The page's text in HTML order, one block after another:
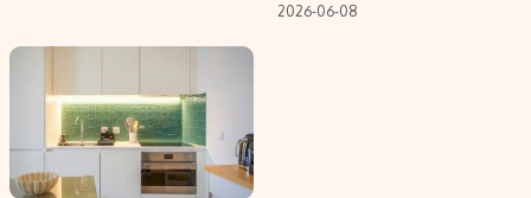
2026-06-08